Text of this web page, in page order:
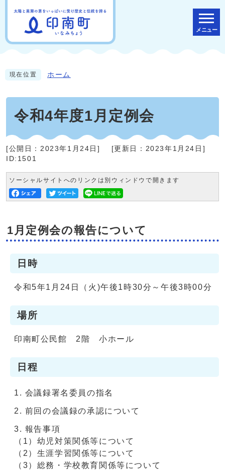
メニュー
現在位置 ホーム
令和4年度1月定例会
[公開日： 2023年1月24日 ] [更新日： 2023年1月24日 ]
ID:1501
ソーシャルサイトへのリンクは別ウィンドウで開きます
1月定例会の報告について
日時
令和5年1月24日（火)午後1時30分～午後3時00分
場所
印南町公民館 2階 小ホール
日程
会議録署名委員の指名
前回の会議録の承認について
報告事項
（1）幼児対策関係等について
（2）生涯学習関係等について
（3）総務・学校教育関係等について